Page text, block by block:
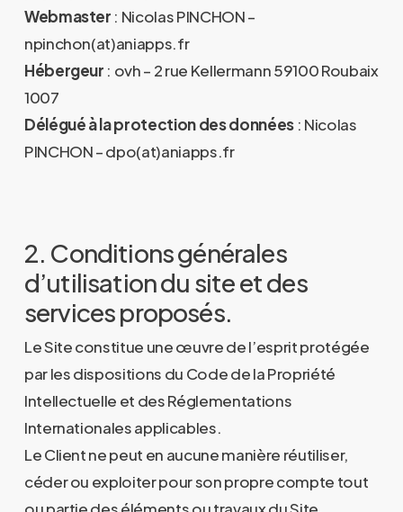
Webmaster : Nicolas PINCHON –
npinchon(at)aniapps.fr
Hébergeur : ovh – 2 rue Kellermann 59100 Roubaix
1007
Délégué à la protection des données: Nicolas
PINCHON – dpo(at)aniapps.fr
2. Conditions générales
d’utilisation du site et des
services proposés.
Le Site constitue une œuvre de l’esprit protégée
par les dispositions du Code de la Propriété
Intellectuelle et des Réglementations
Internationales applicables.
Le Client ne peut en aucune manière réutiliser,
céder ou exploiter pour son propre compte tout
ou partie des éléments ou travaux du Site.